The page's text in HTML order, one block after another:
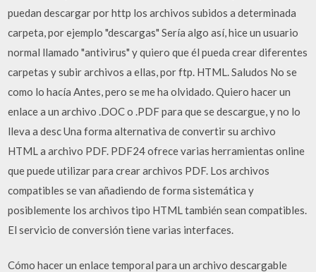
puedan descargar por http los archivos subidos a determinada
carpeta, por ejemplo "descargas" Sería algo así, hice un usuario
normal llamado "antivirus" y quiero que él pueda crear diferentes
carpetas y subir archivos a ellas, por ftp. HTML. Saludos No se
como lo hacía Antes, pero se me ha olvidado. Quiero hacer un
enlace a un archivo .DOC o .PDF para que se descargue, y no lo
lleva a desc Una forma alternativa de convertir su archivo
HTML a archivo PDF. PDF24 ofrece varias herramientas online
que puede utilizar para crear archivos PDF. Los archivos
compatibles se van añadiendo de forma sistemática y
posiblemente los archivos tipo HTML también sean compatibles.
El servicio de conversión tiene varias interfaces.
Cómo hacer un enlace temporal para un archivo descargable